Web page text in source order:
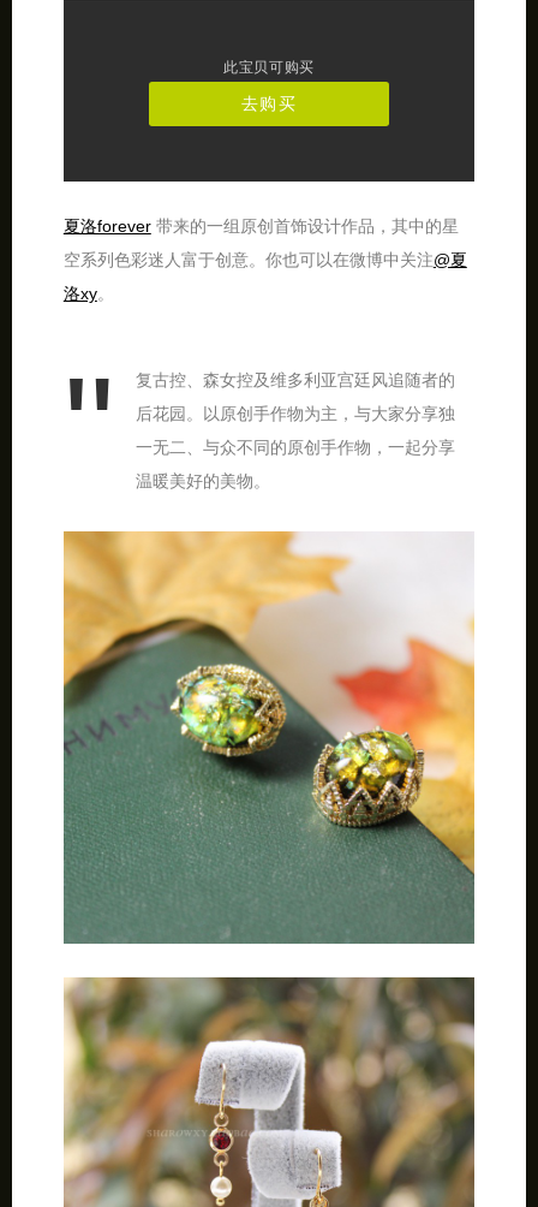
此宝贝可购买
去购买
夏洛forever带来的一组原创首饰设计作品，其中的星
空系列色彩迷人富于创意。你也可以在微博中关注@夏
洛xy。
复古控、森女控及维多利亚宫廷风追随者的
后花园。以原创手作物为主，与大家分享独
一无二、与众不同的原创手作物，一起分享
温暖美好的美物。